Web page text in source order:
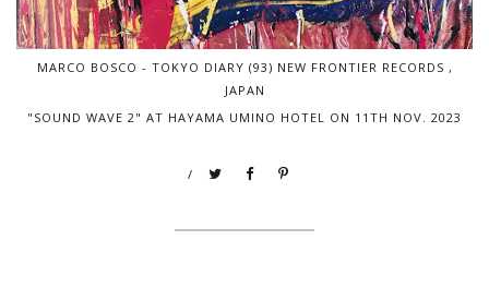
MARCO BOSCO - TOKYO DIARY (93) NEW FRONTIER RECORDS ,
JAPAN
"SOUND WAVE 2" AT HAYAMA UMINO HOTEL ON 11TH NOV. 2023
/